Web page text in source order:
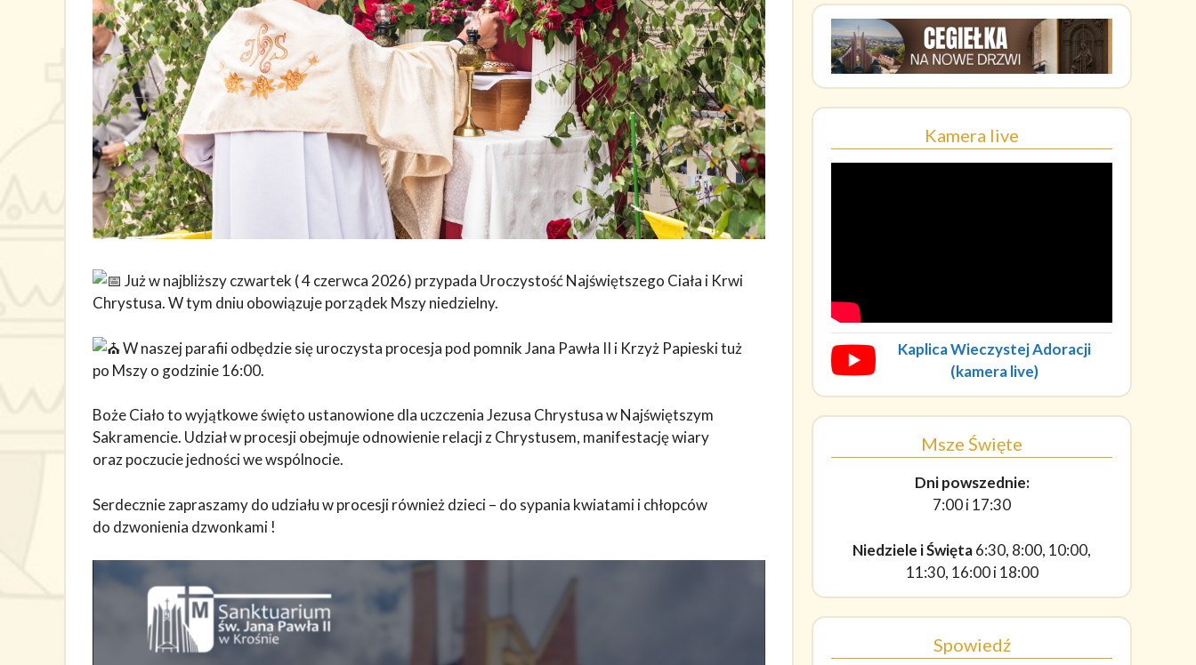
Już w najbliższy czwartek ( 4 czerwca 2026) przypada Uroczystość Najświętszego Ciała i Krwi
Chrystusa. W tym dniu obowiązuje porządek Mszy niedzielny.
W naszej parafii odbędzie się uroczysta procesja pod pomnik Jana Pawła II i Krzyż Papieski tuż
po Mszy o godzinie 16:00.
Boże Ciało to wyjątkowe święto ustanowione dla uczczenia Jezusa Chrystusa w Najświętszym
Sakramencie. Udział w procesji obejmuje odnowienie relacji z Chrystusem, manifestację wiary
oraz poczucie jedności we wspólnocie.
Serdecznie zapraszamy do udziału w procesji również dzieci – do sypania kwiatami i chłopców
do dzwonienia dzwonkami !
Kamera live
Kaplica Wieczystej Adoracji
(kamera live)
Msze Święte
Dni powszednie:
7:00 i 17:30
Niedziele i Święta6:30, 8:00, 10:00,
11:30, 16:00 i 18:00
Spowiedź